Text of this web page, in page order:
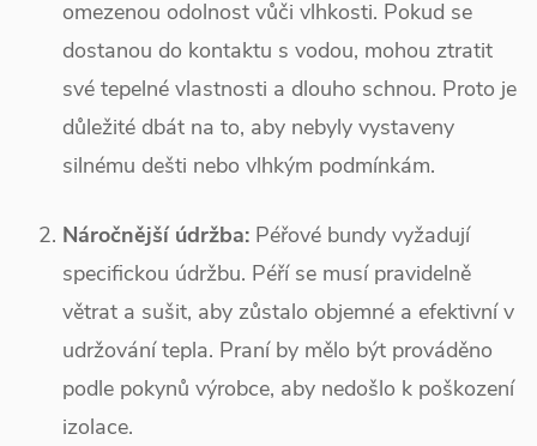
omezenou odolnost vůči vlhkosti. Pokud se
dostanou do kontaktu s vodou, mohou ztratit
své tepelné vlastnosti a dlouho schnou. Proto je
důležité dbát na to, aby nebyly vystaveny
silnému dešti nebo vlhkým podmínkám.
Náročnější údržba: Péřové bundy vyžadují
specifickou údržbu. Péří se musí pravidelně
větrat a sušit, aby zůstalo objemné a efektivní v
udržování tepla. Praní by mělo být prováděno
podle pokynů výrobce, aby nedošlo k poškození
izolace.